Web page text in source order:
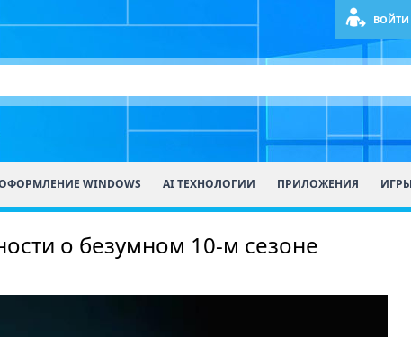
ВОЙТИ
WINDOWS AI ТЕХНОЛОГИИ ПРИЛОЖЕНИЯ ИГРЫ
о безумном 10-м сезоне